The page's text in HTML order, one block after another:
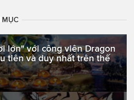
MỤC
lớn" với công viên Dragon
tiên và duy nhất trên thế